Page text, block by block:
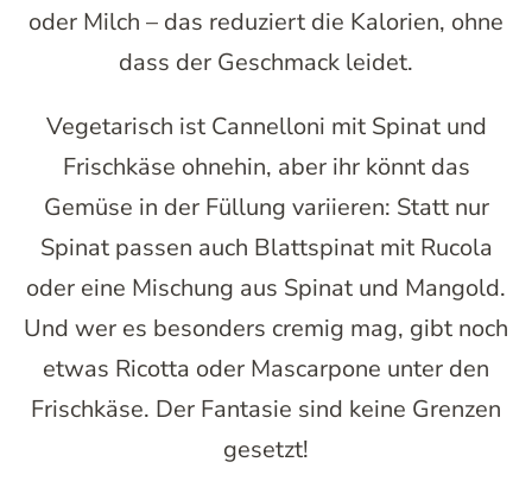
oder Milch – das reduziert die Kalorien, ohne
dass der Geschmack leidet.
Vegetarisch ist Cannelloni mit Spinat und
Frischkäse ohnehin, aber ihr könnt das
Gemüse in der Füllung variieren: Statt nur
Spinat passen auch Blattspinat mit Rucola
oder eine Mischung aus Spinat und Mangold.
Und wer es besonders cremig mag, gibt noch
etwas Ricotta oder Mascarpone unter den
Frischkäse. Der Fantasie sind keine Grenzen
gesetzt!